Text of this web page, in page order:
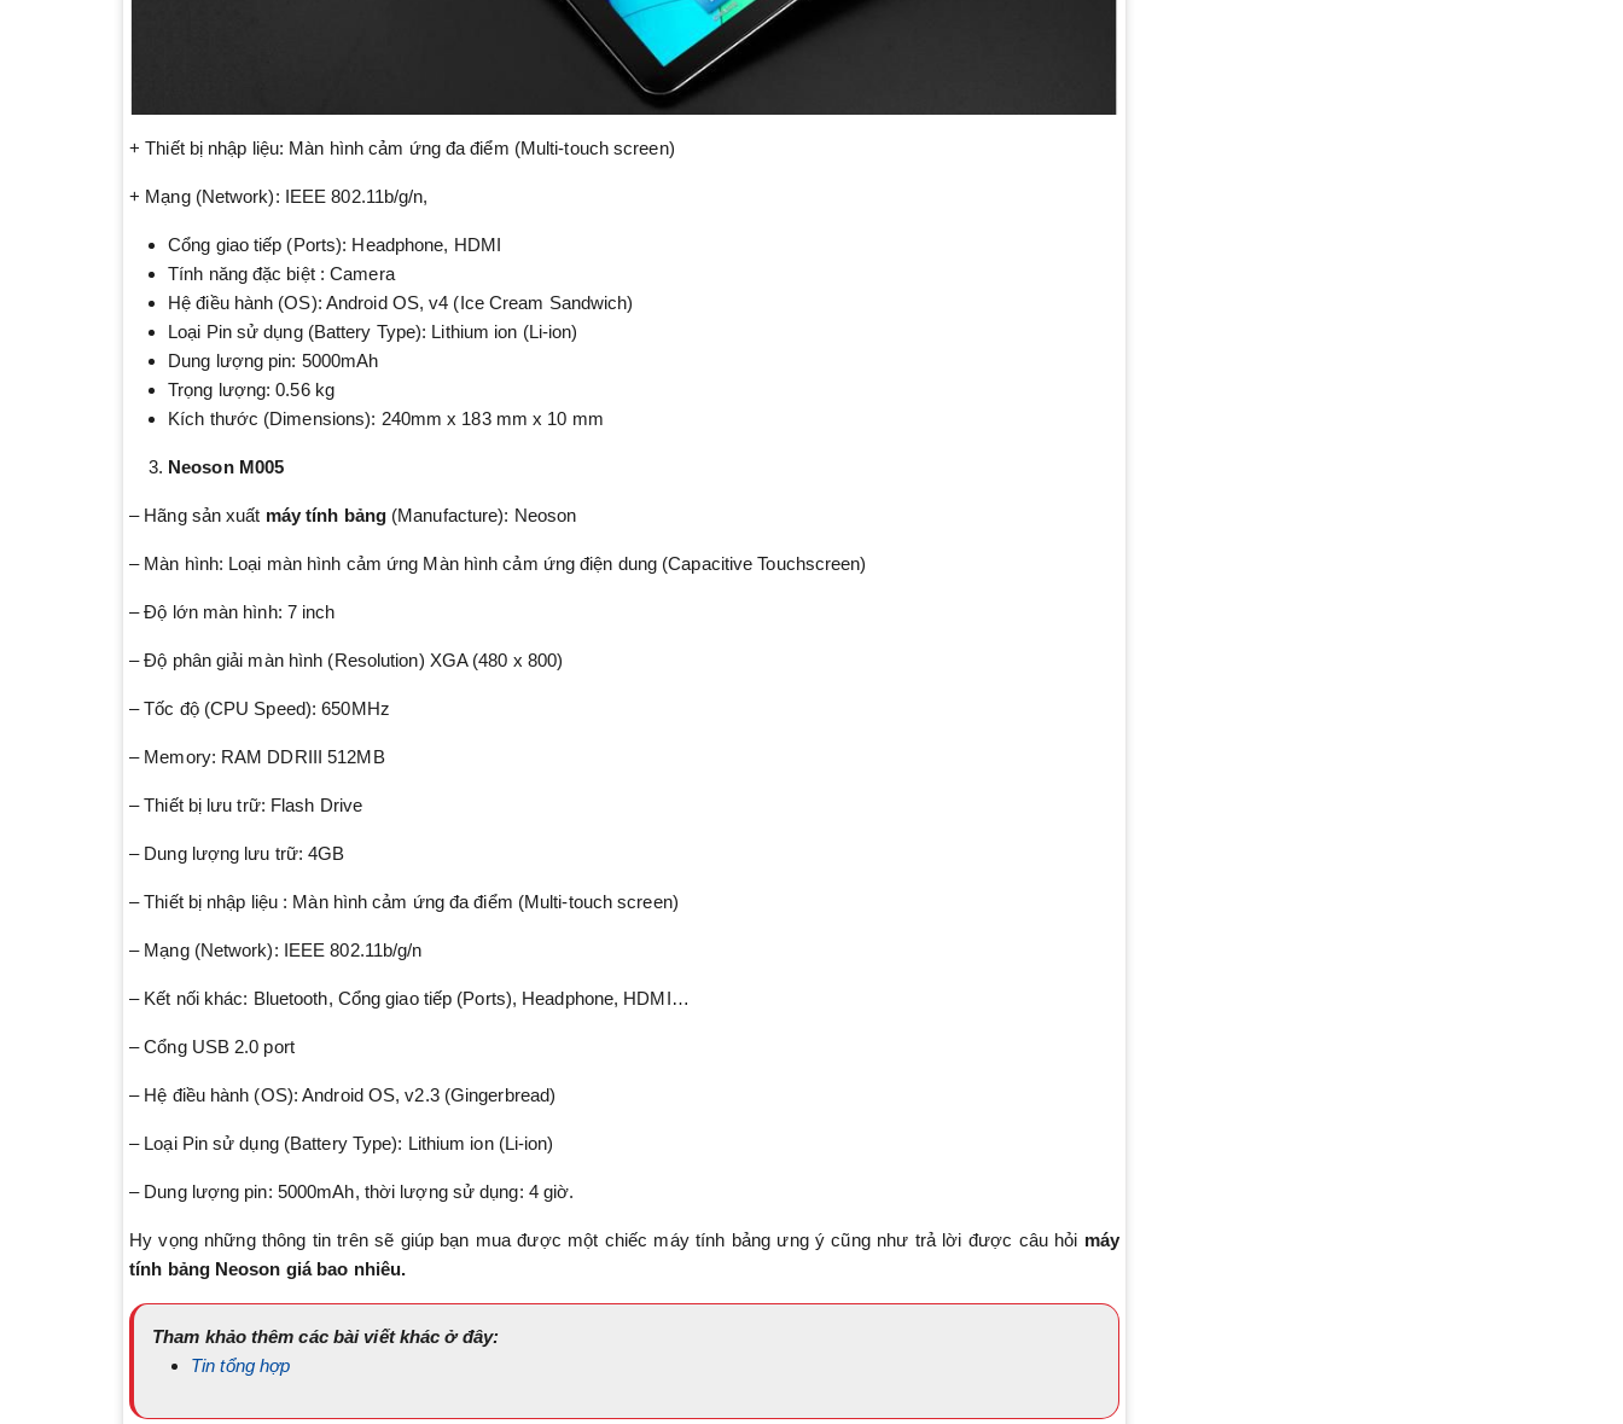
+ Thiết bị nhập liệu: Màn hình cảm ứng đa điểm (Multi-touch screen)
+ Mạng (Network): IEEE 802.11b/g/n,
Cổng giao tiếp (Ports): Headphone, HDMI
Tính năng đặc biệt : Camera
Hệ điều hành (OS): Android OS, v4 (Ice Cream Sandwich)
Loại Pin sử dụng (Battery Type): Lithium ion (Li-ion)
Dung lượng pin: 5000mAh
Trọng lượng: 0.56 kg
Kích thước (Dimensions): 240mm x 183 mm x 10 mm
Neoson M005
– Hãng sản xuất máy tính bảng (Manufacture): Neoson
– Màn hình: Loại màn hình cảm ứng Màn hình cảm ứng điện dung (Capacitive Touchscreen)
– Độ lớn màn hình: 7 inch
– Độ phân giải màn hình (Resolution) XGA (480 x 800)
– Tốc độ (CPU Speed): 650MHz
– Memory: RAM DDRIII 512MB
– Thiết bị lưu trữ: Flash Drive
– Dung lượng lưu trữ: 4GB
– Thiết bị nhập liệu : Màn hình cảm ứng đa điểm (Multi-touch screen)
– Mạng (Network): IEEE 802.11b/g/n
– Kết nối khác: Bluetooth, Cổng giao tiếp (Ports), Headphone, HDMI…
– Cổng USB 2.0 port
– Hệ điều hành (OS): Android OS, v2.3 (Gingerbread)
– Loại Pin sử dụng (Battery Type): Lithium ion (Li-ion)
– Dung lượng pin: 5000mAh, thời lượng sử dụng: 4 giờ.
Hy vọng những thông tin trên sẽ giúp bạn mua được một chiếc máy tính bảng ưng ý cũng như trả lời được câu hỏi máy
tính bảng Neoson giá bao nhiêu.
Tham khảo thêm các bài viết khác ở đây:
Tin tổng hợp